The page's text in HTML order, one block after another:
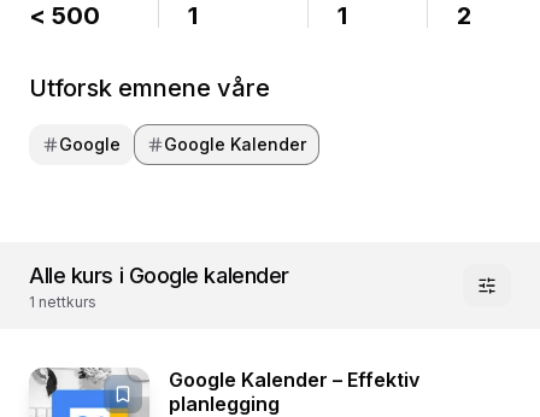
< 500 1 1 2
Utforsk emnene våre
Google Google Kalender
Alle kurs i Google kalender
1 nettkurs
Google Kalender – Effektiv
planlegging